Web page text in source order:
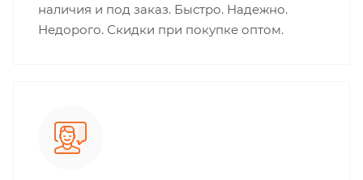
наличия и под заказ. Быстро. Надежно.
Недорого. Скидки при покупке оптом.